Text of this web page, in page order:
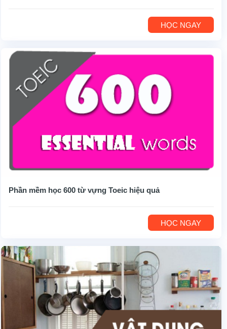
HỌC NGAY
Phần mềm học 600 từ vựng Toeic hiệu quả
HỌC NGAY